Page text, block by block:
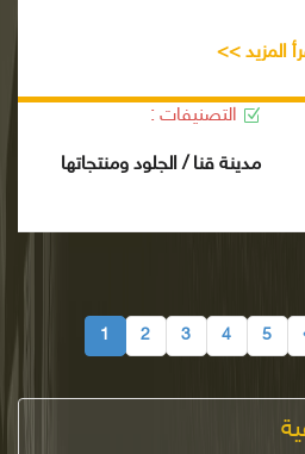
المزيد >>
التصنيفات :
مدينة قنا / الجلود ومنتجاتها
1 2 3 4 5